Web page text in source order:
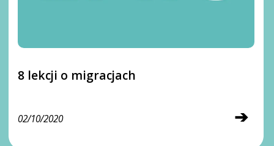
8 lekcji o migracjach
➔
02/10/2020